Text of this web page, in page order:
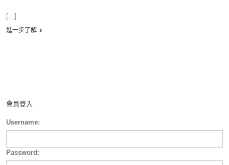
[...]
進一步了解
會員登入
Username:
Password: